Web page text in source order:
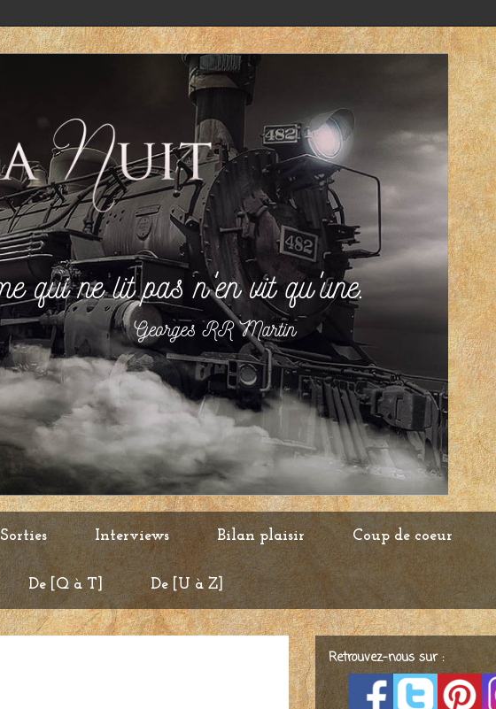
Sorties Interviews Bilan plaisir Coup de coeur
De [Q à T] De [U à Z]
Retrouvez-nous sur :